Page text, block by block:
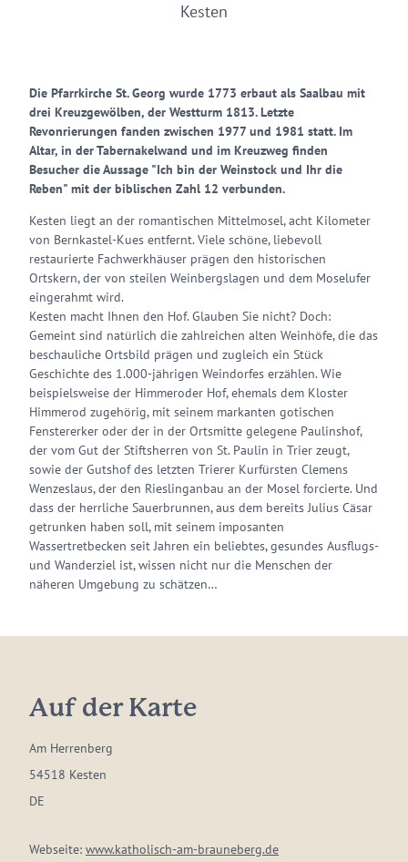
Kesten
Die Pfarrkirche St. Georg wurde 1773 erbaut als Saalbau mit
drei Kreuzgewölben, der Westturm 1813. Letzte
Revonrierungen fanden zwischen 1977 und 1981 statt. Im
Altar, in der Tabernakelwand und im Kreuzweg finden
Besucher die Aussage "Ich bin der Weinstock und Ihr die
Reben" mit der biblischen Zahl 12 verbunden.
Kesten liegt an der romantischen Mittelmosel, acht Kilometer
von Bernkastel-Kues entfernt. Viele schöne, liebevoll
restaurierte Fachwerkhäuser prägen den historischen
Ortskern, der von steilen Weinbergslagen und dem Moselufer
eingerahmt wird.
Kesten macht Ihnen den Hof. Glauben Sie nicht? Doch:
Gemeint sind natürlich die zahlreichen alten Weinhöfe, die das
beschauliche Ortsbild prägen und zugleich ein Stück
Geschichte des 1.000-jährigen Weindorfes erzählen. Wie
beispielsweise der Himmeroder Hof, ehemals dem Kloster
Himmerod zugehörig, mit seinem markanten gotischen
Fenstererker oder der in der Ortsmitte gelegene Paulinshof,
der vom Gut der Stiftsherren von St. Paulin in Trier zeugt,
sowie der Gutshof des letzten Trierer Kurfürsten Clemens
Wenzeslaus, der den Rieslinganbau an der Mosel forcierte. Und
dass der herrliche Sauerbrunnen, aus dem bereits Julius Cäsar
getrunken haben soll, mit seinem imposanten
Wassertretbecken seit Jahren ein beliebtes, gesundes Ausflugs-
und Wanderziel ist, wissen nicht nur die Menschen der
näheren Umgebung zu schätzen…
Auf der Karte
Am Herrenberg
54518 Kesten
DE
Webseite: www.katholisch-am-brauneberg.de